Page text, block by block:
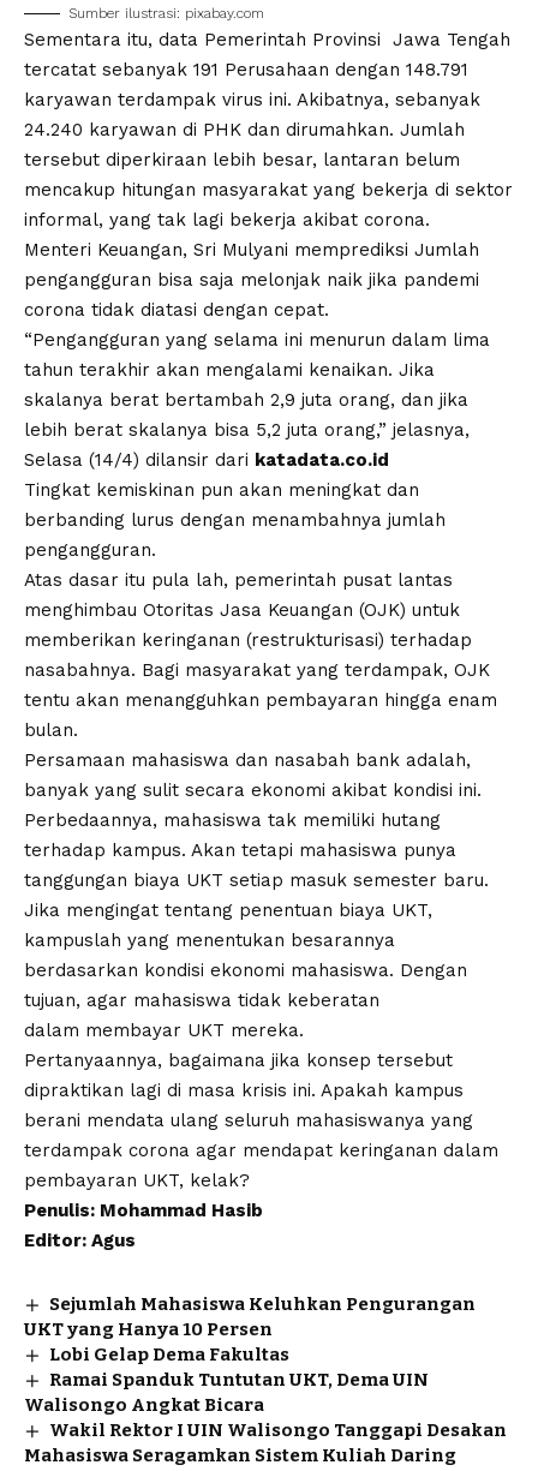
Sumber ilustrasi: pixabay.com
Sementara itu, data Pemerintah Provinsi Jawa Tengah
tercatat sebanyak 191 Perusahaan dengan 148.791
karyawan terdampak virus ini. Akibatnya, sebanyak
24.240 karyawan di PHK dan dirumahkan. Jumlah
tersebut diperkiraan lebih besar, lantaran belum
mencakup hitungan masyarakat yang bekerja di sektor
informal, yang tak lagi bekerja akibat corona.
Menteri Keuangan, Sri Mulyani memprediksi Jumlah
pengangguran bisa saja melonjak naik jika pandemi
corona tidak diatasi dengan cepat.
“Pengangguran yang selama ini menurun dalam lima
tahun terakhir akan mengalami kenaikan. Jika
skalanya berat bertambah 2,9 juta orang, dan jika
lebih berat skalanya bisa 5,2 juta orang,” jelasnya,
Selasa (14/4) dilansir dari katadata.co.id
Tingkat kemiskinan pun akan meningkat dan
berbanding lurus dengan menambahnya jumlah
pengangguran.
Atas dasar itu pula lah, pemerintah pusat lantas
menghimbau Otoritas Jasa Keuangan (OJK) untuk
memberikan keringanan (restrukturisasi) terhadap
nasabahnya. Bagi masyarakat yang terdampak, OJK
tentu akan menangguhkan pembayaran hingga enam
bulan.
Persamaan mahasiswa dan nasabah bank adalah,
banyak yang sulit secara ekonomi akibat kondisi ini.
Perbedaannya, mahasiswa tak memiliki hutang
terhadap kampus. Akan tetapi mahasiswa punya
tanggungan biaya UKT setiap masuk semester baru.
Jika mengingat tentang penentuan biaya UKT,
kampuslah yang menentukan besarannya
berdasarkan kondisi ekonomi mahasiswa. Dengan
tujuan, agar mahasiswa tidak keberatan
dalam membayar UKT mereka.
Pertanyaannya, bagaimana jika konsep tersebut
dipraktikan lagi di masa krisis ini. Apakah kampus
berani mendata ulang seluruh mahasiswanya yang
terdampak corona agar mendapat keringanan dalam
pembayaran UKT, kelak?
Penulis: Mohammad Hasib
Editor: Agus
Sejumlah Mahasiswa Keluhkan Pengurangan
UKT yang Hanya 10 Persen
Lobi Gelap Dema Fakultas
Ramai Spanduk Tuntutan UKT, Dema UIN
Walisongo Angkat Bicara
Wakil Rektor I UIN Walisongo Tanggapi Desakan
Mahasiswa Seragamkan Sistem Kuliah Daring